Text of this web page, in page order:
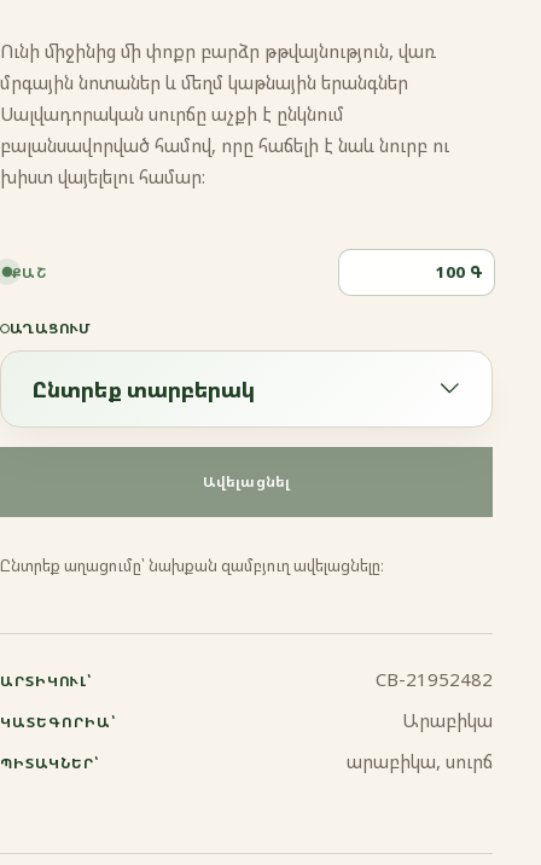
Ունի միջինից մի փոքր բարձր թթվայնություն, վառ
մրգային նոտաներ և մեղմ կաթնային երանգներ
Սալվադորական սուրճը աչքի է ընկնում
բալանսավորված համով, որը հաճելի է նաև նուրբ ու
խիստ վայելելու համար։
ՔԱՇ Գ
ԱՂԱՑՈՒՄ
Ընտրեք տարբերակ
Էսպրեսո
Ֆրենչ պրես
Մոկա
Ջազվա
Ավելացնել
Ընտրեք աղացումը՝ նախքան զամբյուղ ավելացնելը։
ԱՐՏԻԿՈՒԼ՝ CB-21952482
ԿԱՏԵԳՈՐԻԱ՝ Արաբիկա
ՊԻՏԱԿՆԵՐ՝ արաբիկա, սուրճ